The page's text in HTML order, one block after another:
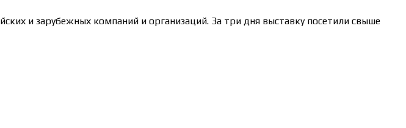
и зарубежных компаний и организаций. За три дня выставку посетили свыше